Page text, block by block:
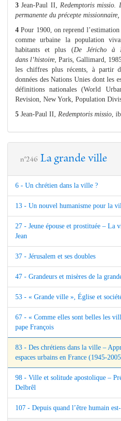
3 Jean‑Paul II,
Redemptoris missio.
permanente du précepte missionnaire,
4 Pour 1900, on reprend
comme urbaine la population
habitants et plus (De Jéricho à
dans l’histoire , Paris, Gallimard,
les chiffres plus récents, à partir
données des Nations Unies dont les
définitions nationales (World
Revision, New York, Population
5 Jean‑Paul II, Redemptoris missio ,
n°246 La grande ville
6 - Un chrétien dans la ville ?
13 - Un nouvel humanisme pour la
27 - Jeune épouse et prostituée – La
Jean
37 - Jérusalem et ses doubles
47 - Grandeurs et misères de la
53 - « Grande ville », Église et
67 - « Comme elles sont belles les
pape François
83 - Des chrétiens dans la ville –
espaces urbains en France
98 - Ville et solitude apostolique –
Delbrêl
107 - Depuis quand l’être humain